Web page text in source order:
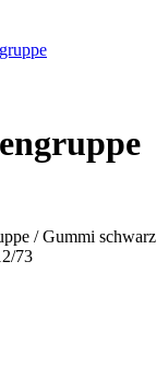
/ Gummi schwarz
73